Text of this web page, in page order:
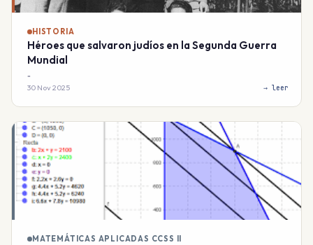
HISTORIA
Héroes que salvaron judíos en la Segunda Guerra
Mundial
..
30 Nov 2025 → leer
MATEMÁTICAS APLICADAS CCSS II